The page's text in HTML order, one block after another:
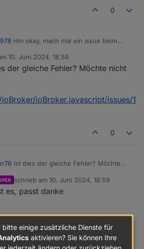
0
Hm okay, mach mal ein issue beim
ist, müsste da
bereit gestellt werden um
zu sein. Sprich wenn du aktuell
aber sollte natürlich gefixt werden.
10. Juni 2024, 18:58
von
der gleiche Fehler? Möchte nicht
ioBroker.javascript/issues/1
0
ist dies der gleiche Fehler? Möchte
ioBroker/ioBroker.javascript/issu
schrieb am 10. Juni 2024, 18:59
zuletzt editiert von
es, passt danke
bitte einige zusätzliche Dienste für
aktivieren? Sie können Ihre